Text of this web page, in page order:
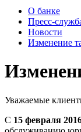
О банке
Пресс-
Новости
Изменение
Уважаемые
С 15 февраля